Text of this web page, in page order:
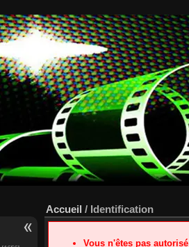
Accueil / Identification
Vous n'êtes pas